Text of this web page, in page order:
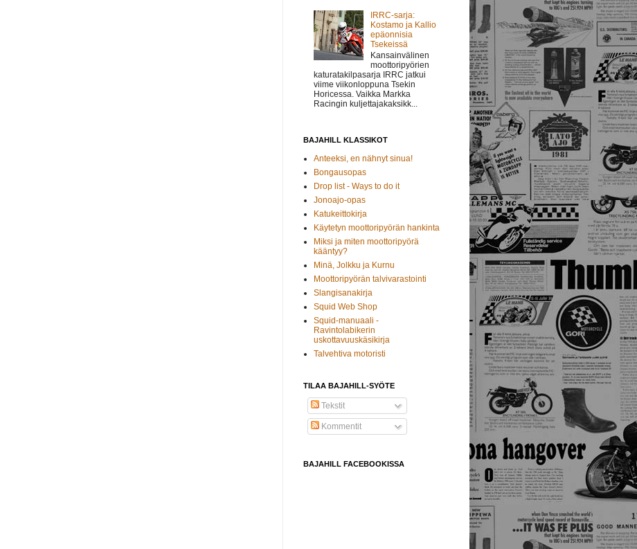
IRRC-sarja:
Kostamo ja Kallio
epäonnisia
Tsekeissä
Kansainvälinen
moottoripyörien
katuratakilpasarja IRRC jatkui
viime viikonloppuna Tsekin
Horicessa. Vaikka Markka
Racingin kuljettajakaksikk...
BAJAHILL KLASSIKOT
Anteeksi, en nähnyt sinua!
Bongausopas
Drop list - Ways to do it
Jonoajo-opas
Katukeittokirja
Käytetyn moottoripyörän hankinta
Miksi ja miten moottoripyörä
kääntyy?
Minä, Jolkku ja Kurnu
Moottoripyörän talvivarastointi
Slangisanakirja
Squid Web Shop
Squid-manuaali -
Ravintolabikerin
uskottavuuskäsikirja
Talvehtiva motoristi
TILAA BAJAHILL-SYÖTE
Tekstit
Kommentit
BAJAHILL FACEBOOKISSA